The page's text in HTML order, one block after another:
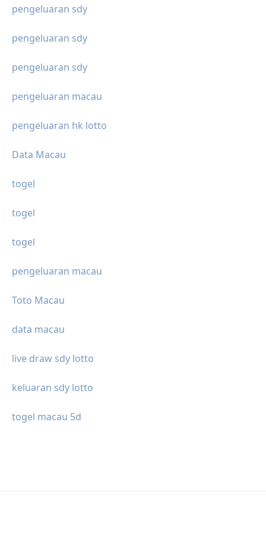
pengeluaran sdy
pengeluaran sdy
pengeluaran sdy
pengeluaran macau
pengeluaran hk lotto
Data Macau
togel
togel
togel
pengeluaran macau
Toto Macau
data macau
live draw sdy lotto
keluaran sdy lotto
togel macau 5d